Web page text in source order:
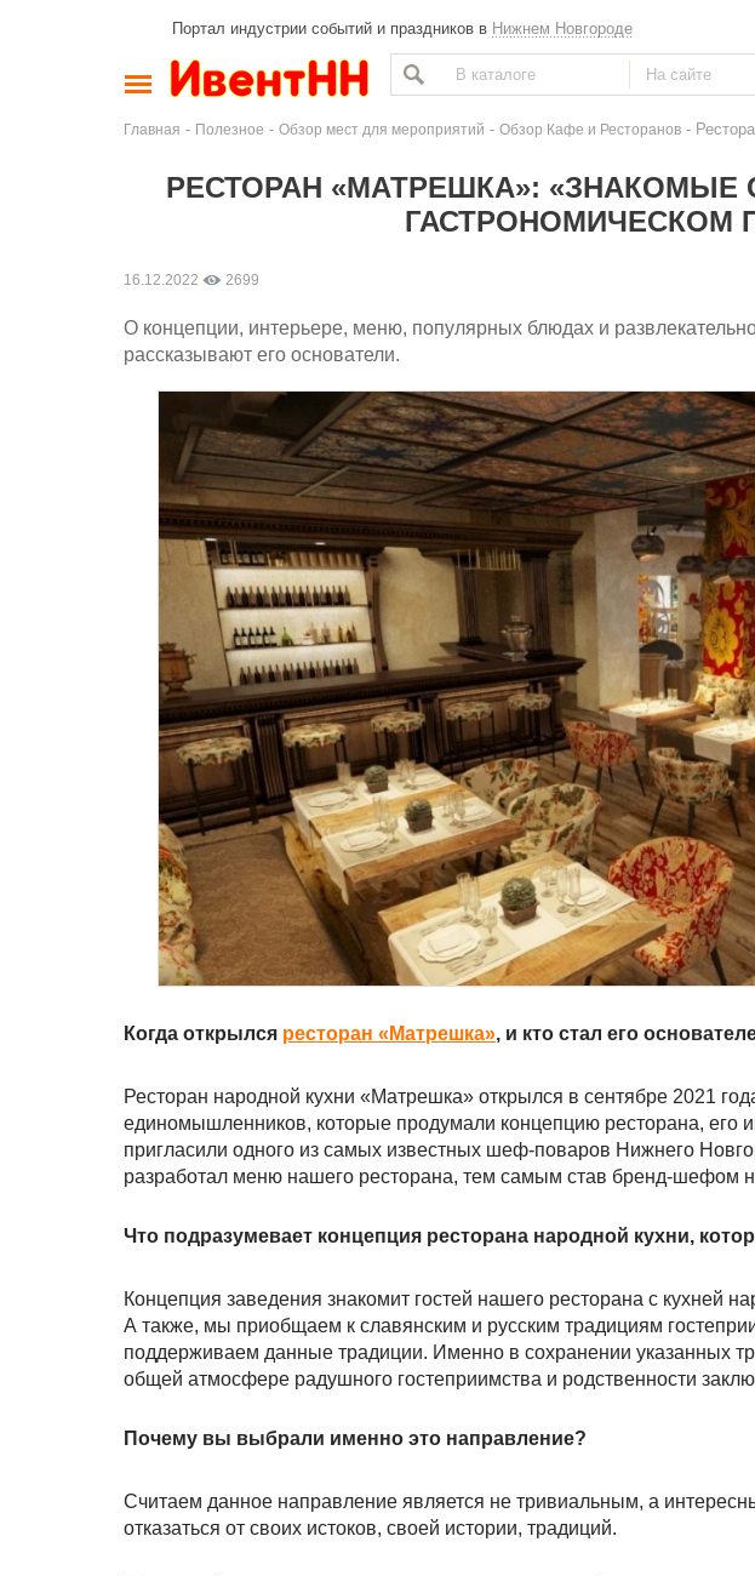
Портал индустрии событий и праздников в Нижнем Новгороде
Главная - Полезное - Обзор мест для мероприятий - Обзор Кафе и Ресторанов -
РЕСТОРАН «МАТРЕШКА»:
ГАСТРОНОМИЧЕСКОМ
16.12.2022 2699
О концепции, интерьере, меню, популярных блюдах и
рассказывают его основатели.
Когда открылся ресторан «Матрешка», и кто стал его
Ресторан народной кухни «Матрешка» открылся в сентябре 2021
единомышленников, которые продумали концепцию ресторана, его
пригласили одного из самых известных шеф-поваров Нижнего
разработал меню нашего ресторана, тем самым став бренд-шефом
Что подразумевает концепция ресторана народной кухни,
Концепция заведения знакомит гостей нашего ресторана с кухней
А также, мы приобщаем к славянским и русским традициям
поддерживаем данные традиции. Именно в сохранении указанных
общей атмосфере радушного гостеприимства и родственности
Почему вы выбрали именно это направление?
Считаем данное направление является не тривиальным, а
отказаться от своих истоков, своей истории, традиций.